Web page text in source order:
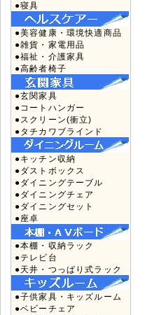
●寝具
●美容健康・環境快適商品
●雑貨・家電用品
●福祉・介護家具
●高齢者椅子
●玄関家具
●コートハンガー
●スクリーン(衝立)
●タチカワブラインド
●キッチン収納
●ダストボックス
●ダイニングテーブル
●ダイニングチェア
●ダイニングセット
●座卓
●本棚・収納ラック
●テレビ台
●天井・つっぱり式ラック
●子供家具・キッズルーム
●ベビーチェア